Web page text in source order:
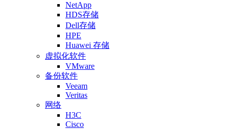
NetApp
HDS存储
Dell存储
HPE
Huawei 存储
虚拟化软件
VMware
备份软件
Veeam
Veritas
网络
H3C
Cisco